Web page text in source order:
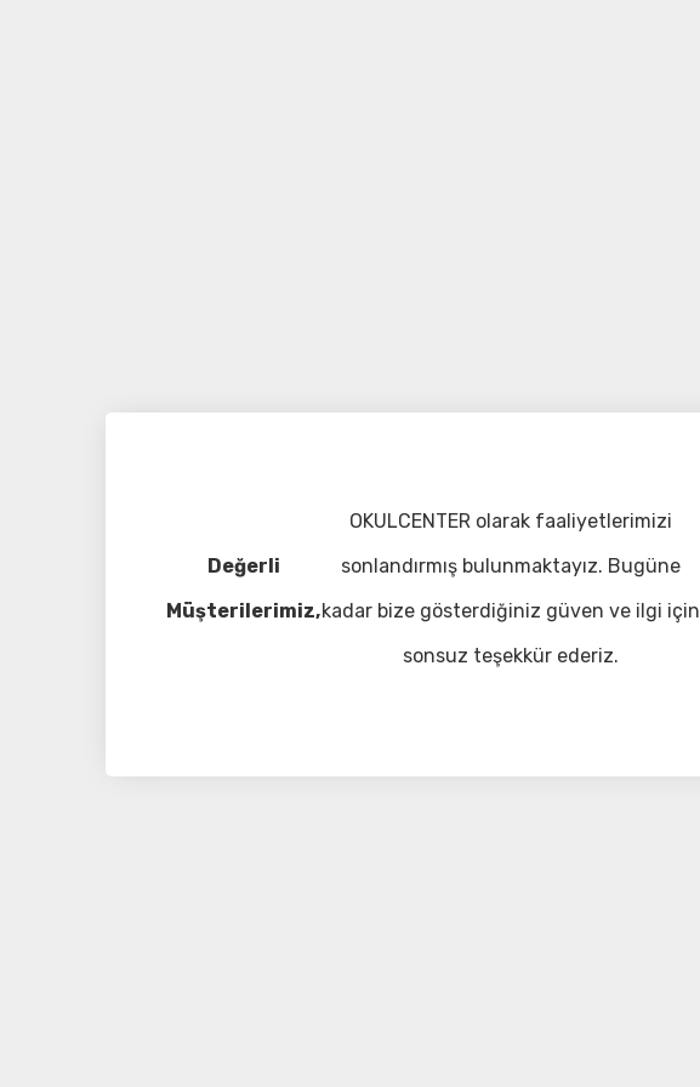
Değerli
Müşterilerimiz,
OKULCENTER olarak faaliyetlerimizi
sonlandırmış bulunmaktayız. Bugüne
kadar bize gösterdiğiniz güven ve ilgi için
sonsuz teşekkür ederiz.